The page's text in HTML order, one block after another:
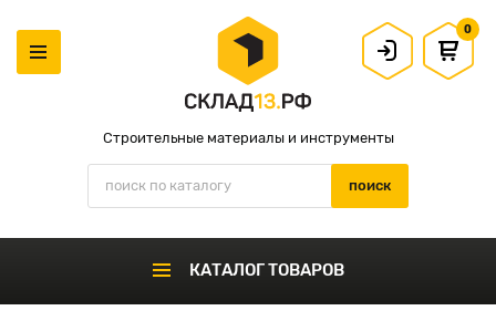
Строительные материалы и инструменты
0
КАТАЛОГ ТОВАРОВ